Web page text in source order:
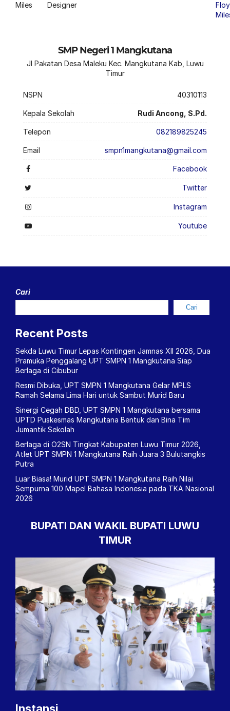
Miles
Designer
SMP Negeri 1 Mangkutana
Jl Pakatan Desa Maleku Kec. Mangkutana Kab, Luwu
Timur
NSPN 40310113
Kepala Sekolah Rudi Ancong, S.Pd.
Telepon 082189825245
Email smpn1mangkutana@gmail.com
Facebook
Twitter
Instagram
Youtube
Cari
Cari
Recent Posts
Sekda Luwu Timur Lepas Kontingen Jamnas XII 2026, Dua
Pramuka Penggalang UPT SMPN 1 Mangkutana Siap
Berlaga di Cibubur
Resmi Dibuka, UPT SMPN 1 Mangkutana Gelar MPLS
Ramah Selama Lima Hari untuk Sambut Murid Baru
Sinergi Cegah DBD, UPT SMPN 1 Mangkutana bersama
UPTD Puskesmas Mangkutana Bentuk dan Bina Tim
Jumantik Sekolah
Berlaga di O2SN Tingkat Kabupaten Luwu Timur 2026,
Atlet UPT SMPN 1 Mangkutana Raih Juara 3 Bulutangkis
Putra
Luar Biasa! Murid UPT SMPN 1 Mangkutana Raih Nilai
Sempurna 100 Mapel Bahasa Indonesia pada TKA Nasional
2026
BUPATI DAN WAKIL BUPATI LUWU
TIMUR